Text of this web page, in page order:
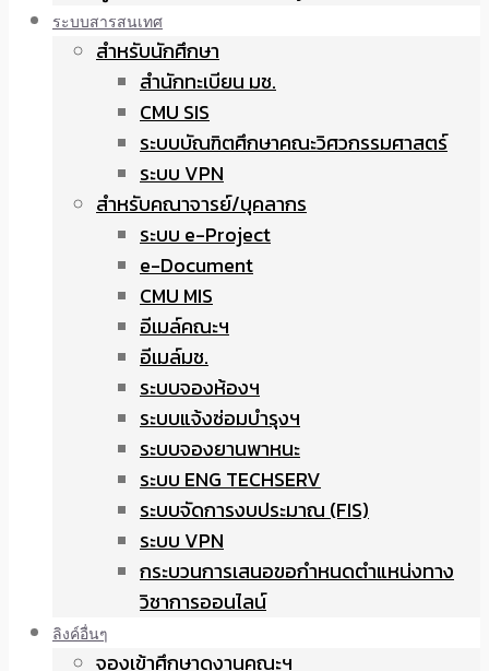
ระบบสารสนเทศ
สำหรับนักศึกษา
สำนักทะเบียน มช.
CMU SIS
ระบบบัณฑิตศึกษาคณะวิศวกรรมศาสตร์
ระบบ VPN
สำหรับคณาจารย์/บุคลากร
ระบบ e-Project
e-Document
CMU MIS
อีเมล์คณะฯ
อีเมล์มช.
ระบบจองห้องฯ
ระบบแจ้งซ่อมบำรุงฯ
ระบบจองยานพาหนะ
ระบบ ENG TECHSERV
ระบบจัดการงบประมาณ (FIS)
ระบบ VPN
กระบวนการเสนอขอกำหนดตำแหน่งทาง
วิชาการออนไลน์
ลิงค์อื่นๆ
จองเข้าศึกษาดูงานคณะฯ